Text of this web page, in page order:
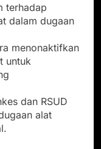
terhadap
dalam dugaan
menonaktifkan
untuk
dan RSUD
alat